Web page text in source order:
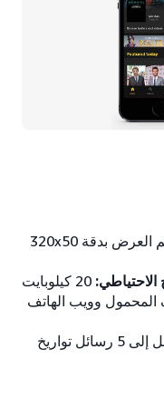
640x100 (سيتم العرض بدقة ‎320x50
المحمول وويب الهاتف
ما يصل إلى 5 رسائل تواريخ